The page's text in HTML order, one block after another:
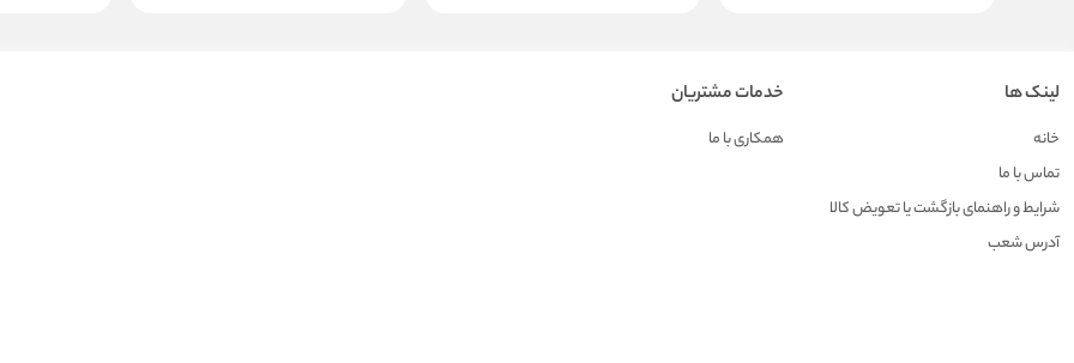
لینک ها
خانه
تماس با ما
شرایط و راهنمای بازگشت یا تعویض کالا
آدرس شعب
خدمات مشتریان
همکاری با ما